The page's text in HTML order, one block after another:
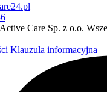
Care Sp. z o.o.
Klauzula informacyjna